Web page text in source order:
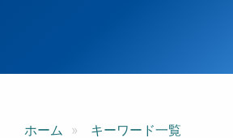
ホーム キーワード一覧